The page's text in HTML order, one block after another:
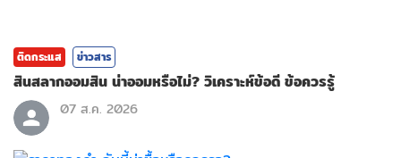
ติดกระแส ข่าวสาร
สินสลากออมสิน น่าออมหรือไม่? วิเคราะห์ข้อดี ข้อควรรู้
07 ส.ค. 2026